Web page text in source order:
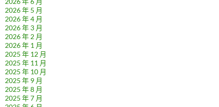
2026 年 5 月
2026 年 4 月
2026 年 3 月
2026 年 2 月
2026 年 1 月
2025 年 12 月
2025 年 11 月
2025 年 10 月
2025 年 9 月
2025 年 8 月
2025 年 7 月